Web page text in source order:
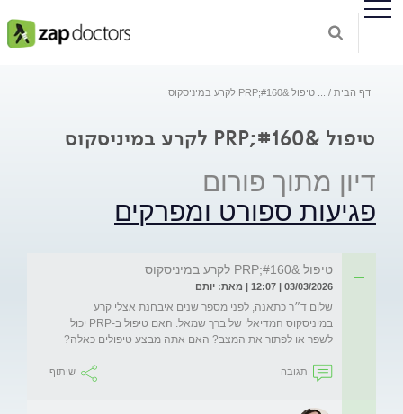
דף הבית טיפול &#160;PRP לקרע במיניסקוס
טיפול &#160;PRP לקרע במיניסקוס
דיון מתוך פורום
פגיעות ספורט ומפרקים
טיפול &#160;PRP לקרע במיניסקוס
03/03/2026 | 12:07 | מאת: יותם
שלום ד״ר כתאנה, לפני מספר שנים איבחנת אצלי קרע
במיניסקוס המדיאלי של ברך שמאל. האם טיפול ב-PRP יכול
לשפר או לפתור את המצב? האם אתה מבצע טיפולים כאלה?
תגובה שיתוף